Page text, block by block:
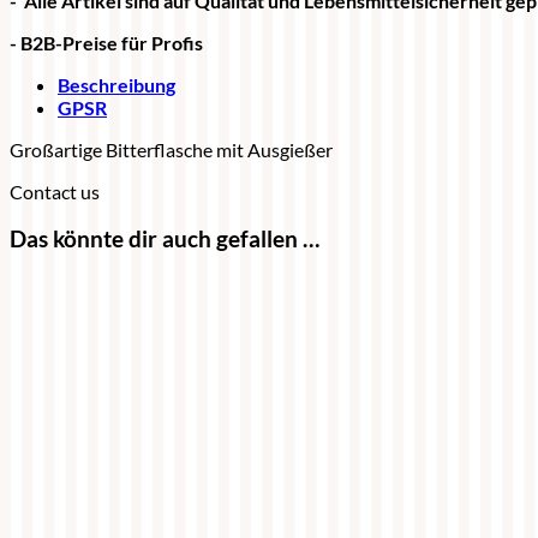
- B2B-Preise für Profis
Beschreibung
GPSR
Großartige Bitterflasche mit Ausgießer
Contact us
Das könnte dir auch gefallen …